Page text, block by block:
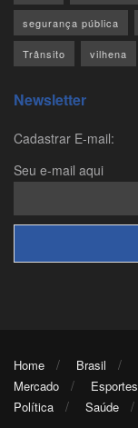
segurança pública
Trânsito vilhena
Newsletter
Cadastrar E-mail:
Seu e-mail aqui
Home Brasil
Mercado
Esportes
Política
Saúde